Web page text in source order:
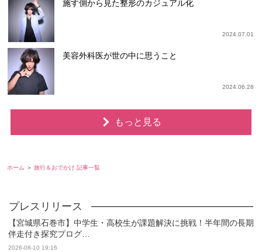
施す側から見た整形のカジュアル化
2024.07.01
美容外科医が世の中に思うこと
2024.06.28
もっと見る
ホーム 旅行＆おでかけ 記事一覧
【宮城県石巻市】中学生・高校生が課題解決に挑戦！半年間の長期
伴走付き探究プログ…
2026-08-10 19:16